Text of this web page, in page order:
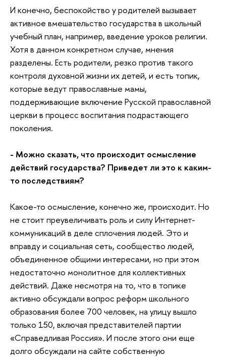
И конечно, беспокойство у родителей вызывает
активное вмешательство государства в школьный
учебный план, например, введение уроков религии.
Хотя в данном конкретном случае, мнения
разделены. Есть родители, резко против такого
контроля духовной жизни их детей, и есть топик,
которые ведут православные мамы,
поддерживающие включение Русской православной
церкви в процесс воспитания подрастающего
поколения.
- Можно сказать, что происходит осмысление
действий государства? Приведет ли это к каким-
то последствиям?
Какое-то осмысление, конечно же, происходит. Но
не стоит преувеличивать роль и силу Интернет-
коммуникаций в деле сплочения людей. Это и
вправду и социальная сеть, сообщество людей,
объединенное общими интересами, но при этом
недостаточно монолитное для коллективных
действий. Даже несмотря на то, что в топике
активно обсуждали вопрос реформ школьного
образования более 700 человек, на улицу вышло
только 150, включая представителей партии
«Справедливая Россия». И после этого они еще
долго обсуждали на сайте собственную